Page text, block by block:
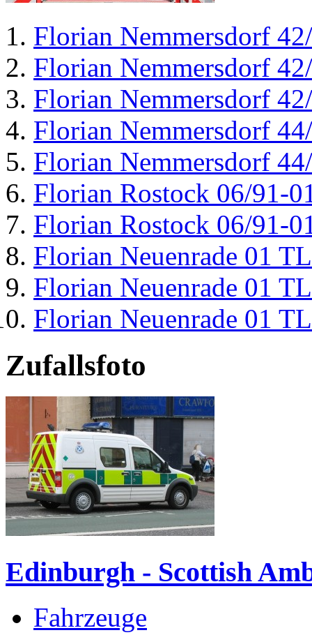
Florian Nemmersdorf
Florian Nemmersdorf
Florian Nemmersdorf
Florian Nemmersdorf
Florian Nemmersdorf
Florian Rostock 06/91-
Florian Rostock 06/91-
Florian Neuenrade 01
Florian Neuenrade 01
Florian Neuenrade 01
Zufallsfoto
Edinburgh - Scottish
Fahrzeuge